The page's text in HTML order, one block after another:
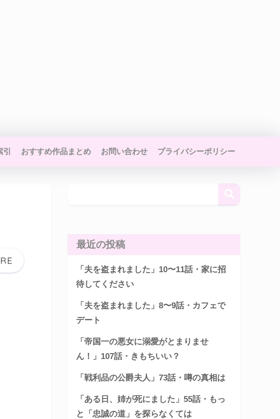
おすすめ作品まとめ お問い合わせ プライバシーポリシー
最近の投稿
「夫を盗まれました」10〜11話・家に招
待してください
「夫を盗まれました」8〜9話・カフェで
デート
「帝国一の悪女に溺愛がとまりませ
ん！」107話・きもちいい？
「戦利品の公爵夫人」73話・噂の真相は
「ある日、姉が死にました」55話・もっ
と「忠誠の道」を探らなくては